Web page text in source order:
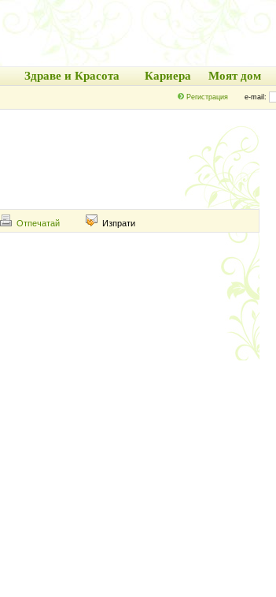
Здраве и Красота Кариера Моят дом
Регистрация e-mail:
Отпечатай Изпрати